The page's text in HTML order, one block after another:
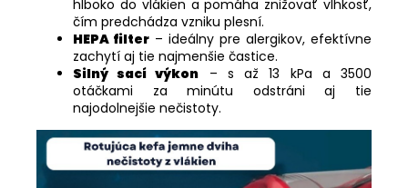
hlboko do vlákien a pomáha znižovať vlhkosť,
čím predchádza vzniku plesní.
HEPA filter – ideálny pre alergikov, efektívne
zachytí aj tie najmenšie častice.
Silný sací výkon – s až 13 kPa a 3500
otáčkami za minútu odstráni aj tie
najodolnejšie nečistoty.